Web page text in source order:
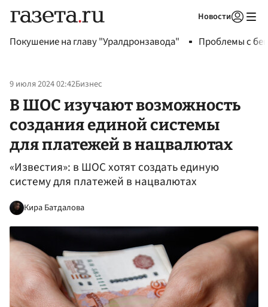
Новости
Покушение на главу "Уралдронзавода" Проблемы с
9 июля 2024 02:42Бизнес
В ШОС изучают возможность
создания единой системы
для платежей в нацвалютах
«Известия»: в ШОС хотят создать единую
систему для платежей в нацвалютах
Кира Батдалова